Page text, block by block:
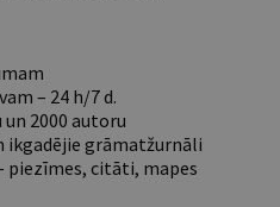
– 24 h/7 d.
un 2000 autoru
ikgadējie grāmatžurnāli
piezīmes, citāti, mapes